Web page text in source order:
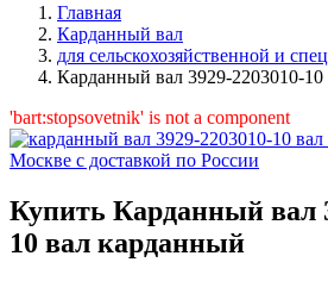
Главная
Карданный вал
для сельскохозяйственной и
Карданный вал 3929-2203010-
'bart:stopsovetnik' is not a component
Купить Карданный вал
10 вал карданный